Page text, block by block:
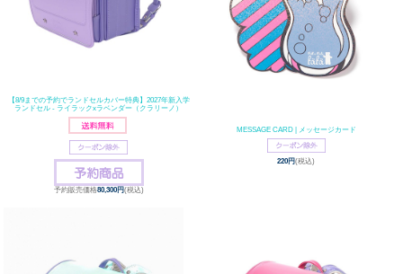
【8/9までの予約でランドセルカバー特典】2027年新入学
ランドセル - ライラックxラベンダー（クラリーノ）
予約販売価格80,300円(税込)
MESSAGE CARD | メッセージカード
220円(税込)